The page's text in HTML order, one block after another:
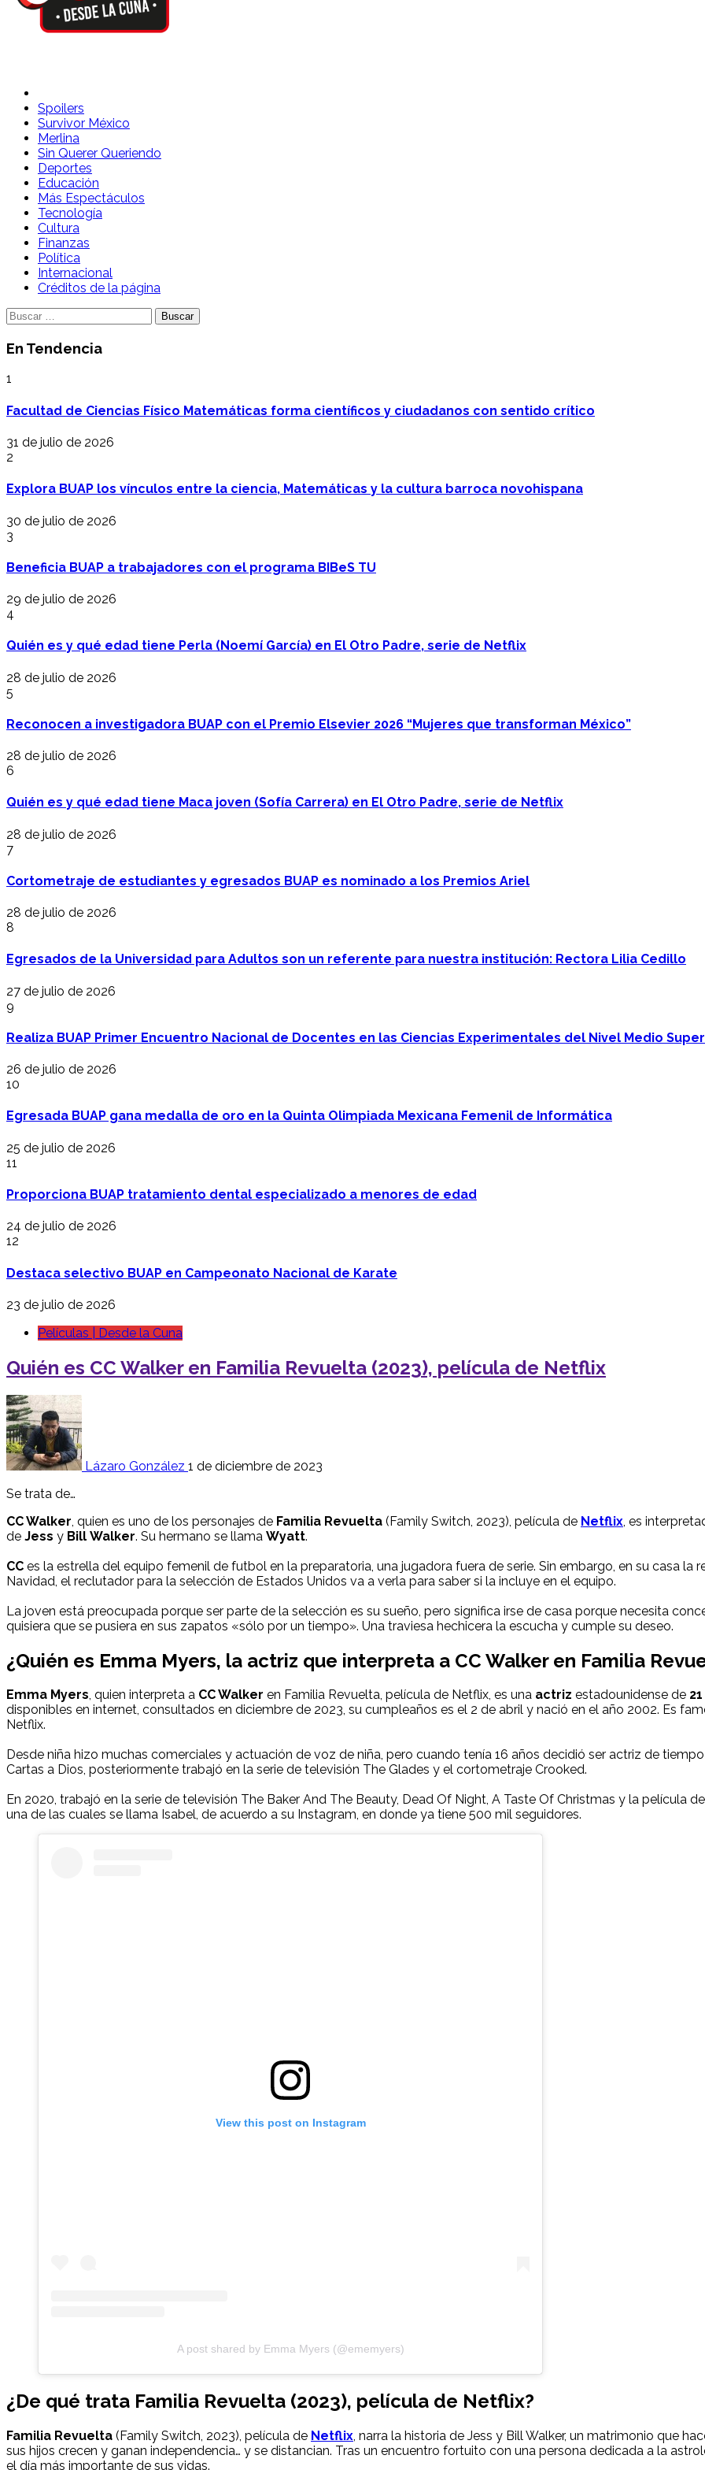
Spoilers Desde la Cuna
Sitio con información sobre series, película, reality shows y telenovelas
Spoilers
Survivor México
Merlina
Sin Querer Queriendo
Deportes
Educación
Más Espectáculos
Tecnología
Cultura
Finanzas
Política
Internacional
Créditos de la página
Buscar:
En Tendencia
1
Facultad de Ciencias Físico Matemáticas forma científicos y ciudadanos con sentido crítico
31 de julio de 2026
2
Explora BUAP los vínculos entre la ciencia, Matemáticas y la cultura barroca novohispana
30 de julio de 2026
3
Beneficia BUAP a trabajadores con el programa BIBeS TU
29 de julio de 2026
4
Quién es y qué edad tiene Perla (Noemí García) en El Otro Padre, serie de Netflix
28 de julio de 2026
5
Reconocen a investigadora BUAP con el Premio Elsevier 2026 “Mujeres que transforman México”
28 de julio de 2026
6
Quién es y qué edad tiene Maca joven (Sofía Carrera) en El Otro Padre, serie de Netflix
28 de julio de 2026
7
Cortometraje de estudiantes y egresados BUAP es nominado a los Premios Ariel
28 de julio de 2026
8
Egresados de la Universidad para Adultos son un referente para nuestra institución: Rectora Lilia Cedillo
27 de julio de 2026
9
Realiza BUAP Primer Encuentro Nacional de Docentes en las Ciencias Experimentales del Nivel Medio
26 de julio de 2026
10
Egresada BUAP gana medalla de oro en la Quinta Olimpiada Mexicana Femenil de Informática
25 de julio de 2026
11
Proporciona BUAP tratamiento dental especializado a menores de edad
24 de julio de 2026
12
Destaca selectivo BUAP en Campeonato Nacional de Karate
23 de julio de 2026
Películas | Desde la Cuna
Quién es CC Walker en Familia Revuelta (2023), película de Netflix
Lázaro González 1 de diciembre de 2023
Se trata de…
CC Walker , quien es uno de los personajes de Familia Revuelta (Family Switch, 2023), película de Netflix , es
de Jess y Bill Walker. Su hermano se llama Wyatt.
CC es la estrella del equipo femenil de futbol en la preparatoria, una jugadora fuera de serie. Sin embargo, en su casa la
Navidad, el reclutador para la selección de Estados Unidos va a verla para saber si la incluye en el equipo.
La joven está preocupada porque ser parte de la selección es su sueño, pero significa irse de casa porque necesita
quisiera que se pusiera en sus zapatos «sólo por un tiempo». Una traviesa hechicera la escucha y cumple su deseo.
¿Quién es Emma Myers, la actriz que interpreta a CC Walkeren Familia
Emma Myers, quien interpreta a CC Walker en Familia Revuelta, película de Netflix, es una actriz estadounidense de
disponibles en internet, consultados en diciembre de 2023, su cumpleaños es el 2 de abril y nació en el año 2002. Es
Netflix.
Desde niña hizo muchas comerciales y actuación de voz de niña, pero cuando tenía 16 años decidió ser actriz de
Cartas a Dios, posteriormente trabajó en la serie de televisión The Glades y el cortometraje Crooked.
En 2020, trabajó en la serie de televisión The Baker And The Beauty, Dead Of Night, A Taste Of Christmas y la película
una de las cuales se llama Isabel, de acuerdo a su Instagram, en donde ya tiene 500 mil seguidores.
View this post on Instagram
A post shared by Emma Myers (@ememyers)
¿De qué trata Familia Revuelta (2023), película de Netflix?
Familia Revuelta (Family Switch, 2023), película de Netflix , narra la historia de Jess y Bill Walker, un matrimonio que
sus hijos crecen y ganan independencia… y se distancian. Tras un encuentro fortuito con una persona dedicada a la
el día más importante de sus vidas.